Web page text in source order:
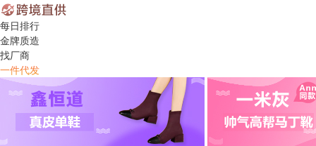
每日排行
金牌质造
找厂商
一件代发